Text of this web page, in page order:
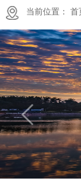
当前位置： 首